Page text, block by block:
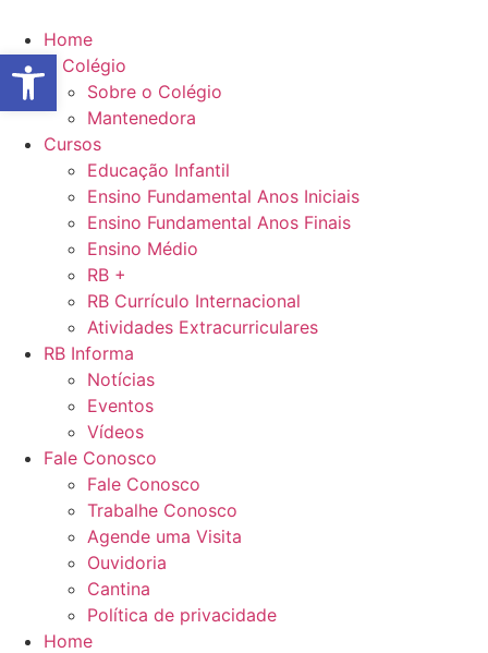
para
conteúdo
Home
O Colégio
Sobre o Colégio
Mantenedora
Cursos
Educação Infantil
Ensino Fundamental Anos Iniciais
Ensino Fundamental Anos Finais
Ensino Médio
RB +
RB Currículo Internacional
Atividades Extracurriculares
RB Informa
Notícias
Eventos
Vídeos
Fale Conosco
Fale Conosco
Trabalhe Conosco
Agende uma Visita
Ouvidoria
Cantina
Política de privacidade
Home
Abrir a barra de ferramentas